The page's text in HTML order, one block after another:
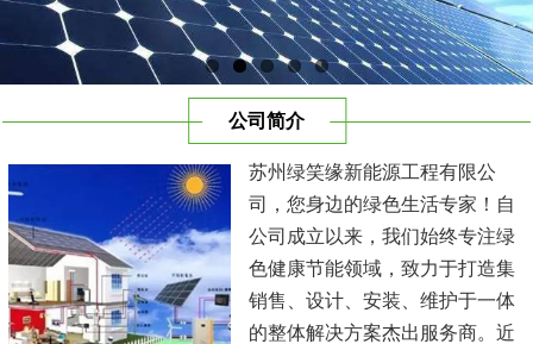
公司简介
苏州绿笑缘新能源工程有限公
司，您身边的绿色生活专家！自
公司成立以来，我们始终专注绿
色健康节能领域，致力于打造集
销售、设计、安装、维护于一体
的整体解决方案杰出服务商。近